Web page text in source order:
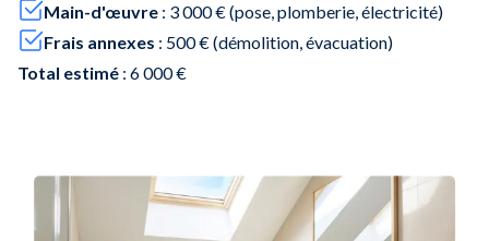
Main-d'œuvre : 3 000 € (pose, plomberie, électricité)
Frais annexes : 500 € (démolition, évacuation)
Total estimé : 6 000 €